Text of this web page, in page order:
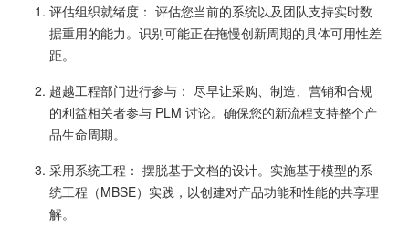
评估组织就绪度： 评估您当前的系统以及团队支持实时数
据重用的能力。识别可能正在拖慢创新周期的具体可用性差
距。
超越工程部门进行参与： 尽早让采购、制造、营销和合规
的利益相关者参与 PLM 讨论。确保您的新流程支持整个产
品生命周期。
采用系统工程： 摆脱基于文档的设计。实施基于模型的系
统工程（MBSE）实践，以创建对产品功能和性能的共享理
解。